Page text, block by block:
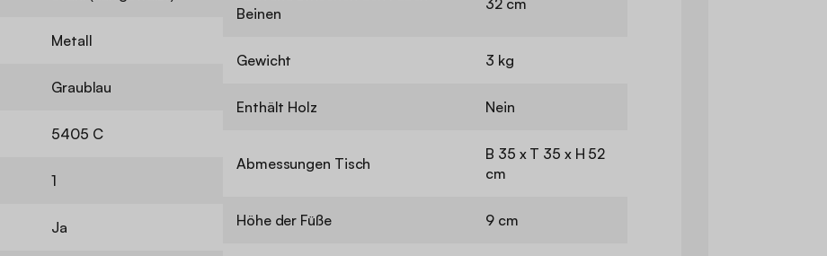
Metall
Graublau
5405 C
1
Ja
Beinen
Gewicht 3 kg
Enthält Holz Nein
Abmessungen Tisch
B 35 x T 35 x H 52
cm
Höhe der Füße 9 cm